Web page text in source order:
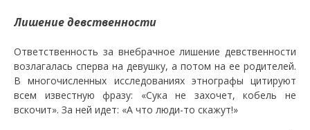
Лишение девственности
Ответственность за внебрачное лишение девственности
возлагалась сперва на девушку, а потом на ее родителей.
В многочисленных исследованиях этнографы цитируют
всем известную фразу: «Сука не захочет, кобель не
вскочит». За ней идет: «А что люди-то скажут!»